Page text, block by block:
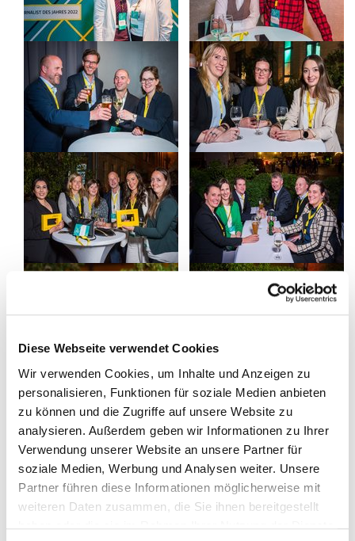
Diese Webseite verwendet Cookies
Wir verwenden Cookies, um Inhalte und Anzeigen zu
personalisieren, Funktionen für soziale Medien anbieten
zu können und die Zugriffe auf unsere Website zu
analysieren. Außerdem geben wir Informationen zu Ihrer
Verwendung unserer Website an unsere Partner für
soziale Medien, Werbung und Analysen weiter. Unsere
Partner führen diese Informationen möglicherweise mit
weiteren Daten zusammen, die Sie ihnen bereitgestellt